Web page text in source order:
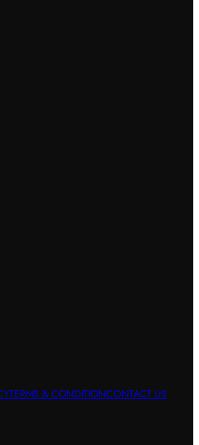
TERMS & CONDITIONCONTACT US